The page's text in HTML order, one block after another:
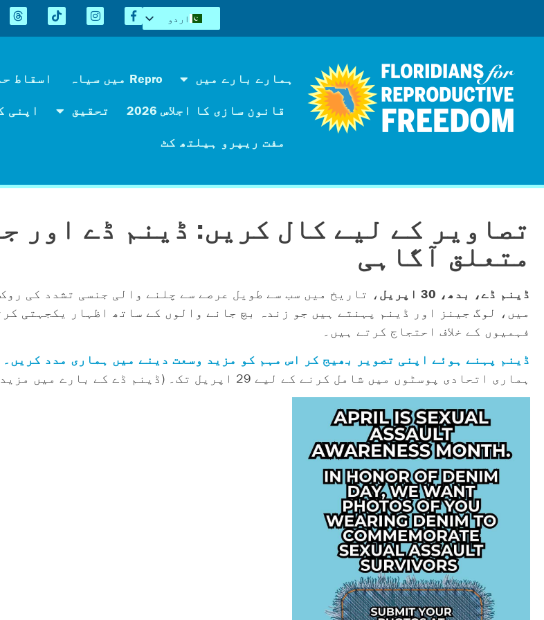
اردو
English
Tiếng Việt
ہمارے بارے میں Repro میں سیاہ
اسقاط
قانون سازی کا اجلاس 2026
تحقیق
اپنی
مفت ریپرو ہیلتھ کٹ
تصاویر کے لیے کال کریں: ڈینم ڈے اور
متعلق آگاہی
ڈینم ڈے، بدھ، 30 اپریل
، تاریخ میں سب سے طویل عرصے سے چلنے والی جنسی تشدد کی
میں، لوگ جینز اور ڈینم پہنتے ہیں جو زندہ بچ جانے والوں کے ساتھ اظہار یکجہتی
فہمیوں کے خلاف احتجاج کرتے ہیں۔
ڈینم پہنے ہوئے اپنی تصویر بھیج کر اس مہم کو مزید وسعت دینے میں ہماری مدد کریں۔
ہماری اتحادی پوسٹوں میں شامل کرنے کے لیے 29 اپریل تک۔ (ڈینم ڈے کے بارے میں مزید جاننے کے لیے،